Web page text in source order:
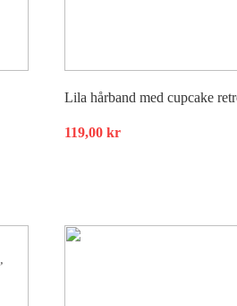
Lila hårband med cupcake
119,00 kr